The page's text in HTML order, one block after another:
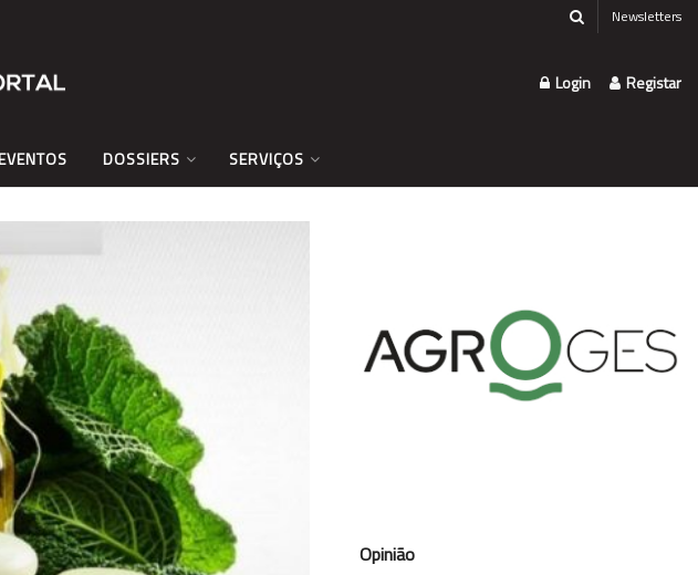
Newsletters
Login Registar
DOSSIERS SERVIÇOS
Opinião